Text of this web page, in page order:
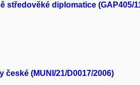
diplomatice (GAP405/
(MUNI/21/D0017/2006)